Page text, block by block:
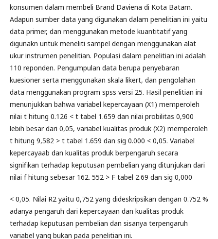
konsumen dalam membeli Brand Daviena di Kota Batam.
Adapun sumber data yang digunakan dalam penelitian ini yaitu
data primer, dan menggunakan metode kuantitatif yang
digunakn untuk meneliti sampel dengan menggunakan alat
ukur instrumen penelitian. Populasi dalam penelitian ini adalah
110 reponden. Pengumpulan data berupa penyebaran
kuesioner serta menggunakan skala likert, dan pengolahan
data menggunakan program spss versi 25. Hasil penelitian ini
menunjukkan bahwa variabel kepercayaan (X1) memperoleh
nilai t hitung 0.126 < t tabel 1.659 dan nilai probilitas 0,900
lebih besar dari 0,05, variabel kualitas produk (X2) memperoleh
t hitung 9,582 > t tabel 1.659 dan sig 0.000 < 0,05. Variabel
kepercayaab dan kualitas produk berpengaruh secara
signifikan terhadap keputusan pembelian yang ditunjukan dari
nilai f hitung sebesar 162. 552 > F tabel 2.69 dan sig 0,000
< 0,05. Nilai R2 yaitu 0,752 yang dideskripsikan dengan 0.752 %
adanya pengaruh dari kepercayaan dan kualitas produk
terhadap keputusan pembelian dan sisanya terpengaruh
variabel yang bukan pada penelitian ini.